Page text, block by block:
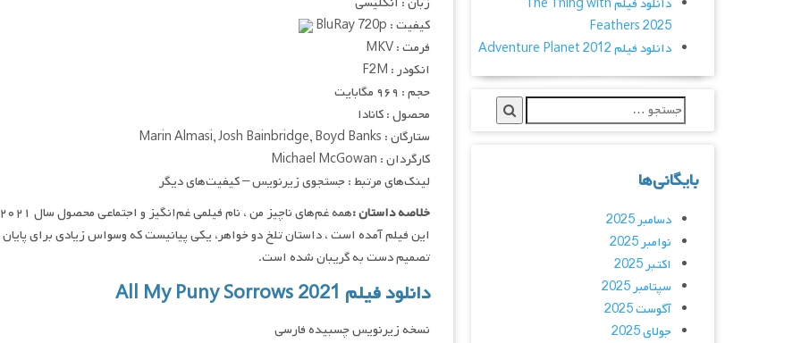
کیفیت : BluRay 720p
فرمت : MKV
انکودر : F2M
حجم : ۹۶۹ مگابایت
محصول : کانادا
ستارگان : Marin Almasi, Josh Bainbridge, Boyd Banks
کارگردان : Michael McGowan
لینک‌های مرتبط : جستجوی زیرنویس – کیفیت‌های دیگر
خلاصه داستان :
این فیلم آمده است ، داستان تلخ دو خواهر، یکی پیانیست که وسواس زیادی برای
تصمیم دست به گریبان شده است.
دانلود فیلم All My Puny Sorrows 2021
نسخه زیرنویس چسبیده فارسی
Feathers 2025
دانلود فیلم Adventure Planet 2012
بایگانی‌ها
دسامبر 2025
نوامبر 2025
اکتبر 2025
سپتامبر 2025
آگوست 2025
جولای 2025